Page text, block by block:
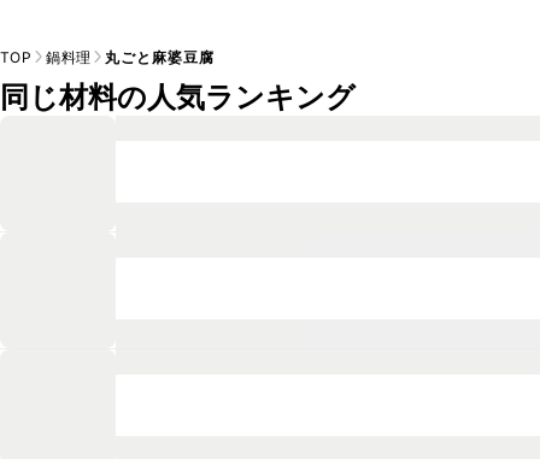
TOP 鍋料理 丸ごと麻婆豆腐
同じ材料の人気ランキング